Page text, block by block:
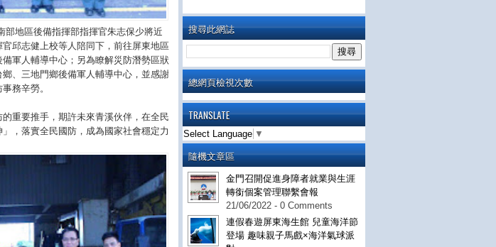
搜尋此網誌
總網頁檢視次數
TRANSLATE
Select Language ▼
隨機文章區
金門召開促進身障者就業與生涯
轉銜個案管理聯繫會報
21/06/2022 - 0 Comments
連假春遊屏東海生館 兒童海洋節
登場 趣味親子馬戲×海洋氣球派
部地區後備指揮部指揮官朱志保少將近
邱志健上校等人陪同下，前往屏東地區
軍人輔導中心；另為瞭解災防潛勢區狀
、三地門鄉後備軍人輔導中心，並感謝
務辛勞。
重要推手，期許未來青溪伙伴，在全民
，落實全民國防，成為國家社會穩定力